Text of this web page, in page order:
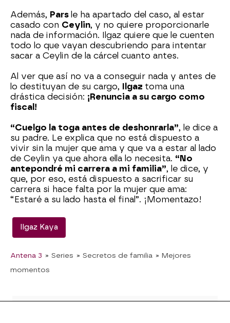
Además, Pars le ha apartado del caso, al estar
casado con Ceylin, y no quiere proporcionarle
nada de información. Ilgaz quiere que le cuenten
todo lo que vayan descubriendo para intentar
sacar a Ceylin de la cárcel cuanto antes.
Al ver que así no va a conseguir nada y antes de
lo destituyan de su cargo,
Ilgaz toma una
drástica decisión: ¡Renuncia a su cargo como
fiscal!
“Cuelgo la toga antes de deshonrarla”, le dice a
su padre. Le explica que no está dispuesto a
vivir sin la mujer que ama y que va a estar al lado
de Ceylin ya que ahora ella lo necesita. “No
antepondré mi carrera a mi familia”, le dice, y
que, por eso, está dispuesto a sacrificar su
carrera si hace falta por la mujer que ama:
“Estaré a su lado hasta el final”. ¡Momentazo!
Ilgaz Kaya
Antena 3 » Series » Secretos de familia » Mejores
momentos